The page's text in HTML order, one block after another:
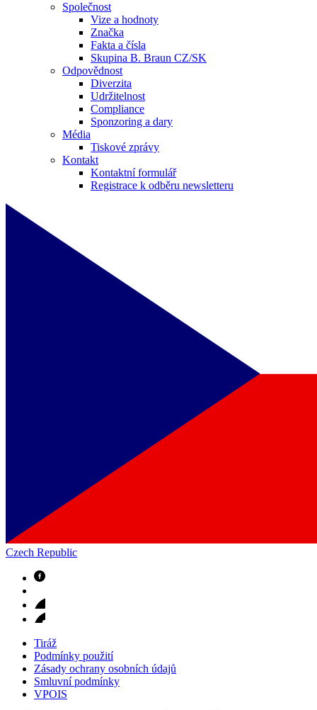
Společnost
Vize a hodnoty
Značka
Fakta a čísla
Skupina B. Braun CZ/SK
Odpovědnost
Diverzita
Udržitelnost
Compliance
Sponzoring a dary
Média
Tiskové zprávy
Kontakt
Kontaktní formulář
Registrace k odběru newsletteru
Czech Republic
Tiráž
Podmínky použití
Zásady ochrany osobních údajů
Smluvní podmínky
VPOIS